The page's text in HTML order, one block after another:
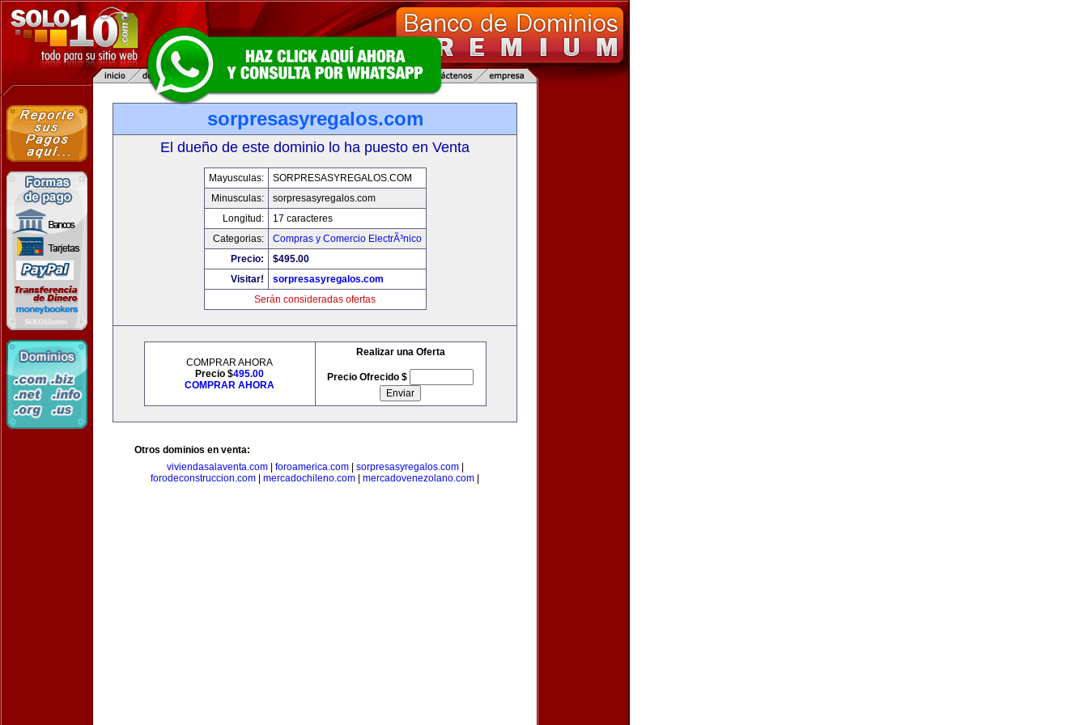
sorpresasyregalos.com
El dueño de este dominio lo ha puesto en Venta
Mayusculas:
SORPRESASYREGALOS.COM
Minusculas:
sorpresasyregalos.com
Longitud:
17 caracteres
Categorias:
Compras y Comercio ElectrÃ³nico
Precio:
$495.00
Visitar!
sorpresasyregalos.com
Serán consideradas ofertas
COMPRAR AHORA
Precio $495.00
COMPRAR AHORA
Realizar una Oferta
Precio Ofrecido $
Otros dominios en venta:
viviendasalaventa.com| foroamerica.com| sorpresasyregalos.com|
forodeconstruccion.com
mercadochileno.com mercadovenezolano.com